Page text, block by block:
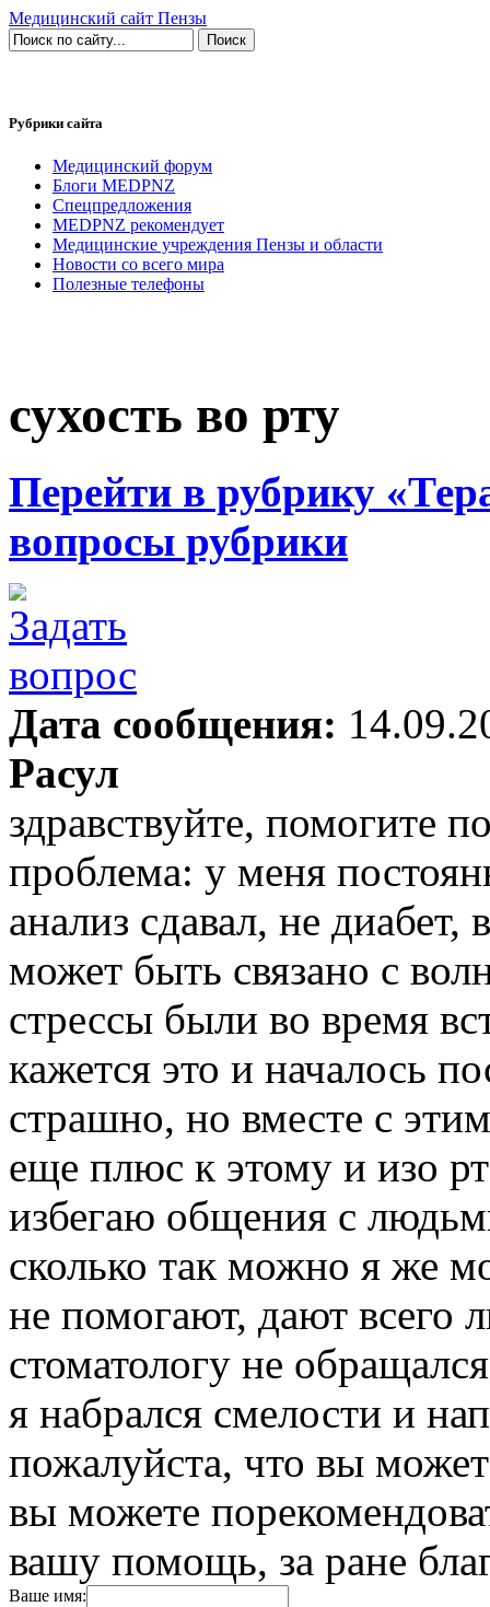
Медицинский сайт Пензы
Рубрики сайта
Медицинский форум
Блоги MEDPNZ
Спецпредложения
MEDPNZ рекомендует
Медицинские учреждения Пензы и области
Новости со всего мира
Полезные телефоны
сухость во рту
Перейти в рубрику
вопросы рубрики
Дата сообщения:
Расул
здравствуйте, помогите
проблема: у меня
анализ сдавал, не диабет,
может быть связано с
стрессы были во время
кажется это и началось
страшно, но вместе с
еще плюс к этому и изо
избегаю общения с
сколько так можно я же
не помогают, дают всего
стоматологу не
я набрался смелости и
пожалуйста, что вы
вы можете
вашу помощь, за ране
Ваше имя: